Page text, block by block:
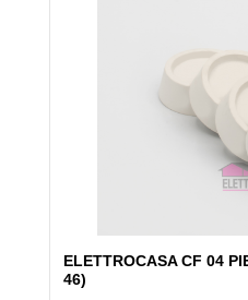
ELETTROCASA CF 04
46)